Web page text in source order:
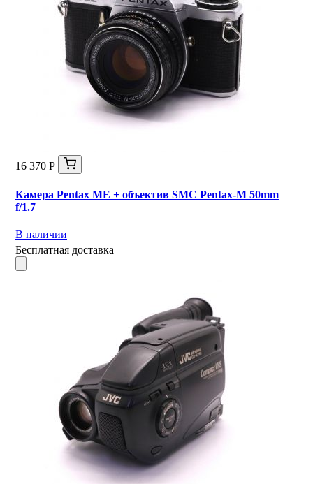
16 370 Р
Камера Pentax ME + объектив SMC Pentax-M 50mm
f/1.7
В наличии
Бесплатная доставка